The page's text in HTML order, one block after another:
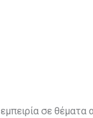
σε θέματα